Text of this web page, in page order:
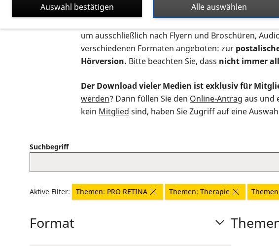
Auf dieser Seite finden Sie sämtliches Infomaterial
um ausschließlich nach Flyern und Broschüren,
verschiedenen Formaten angeboten: zur
Hörversion. Bitte beachten Sie, dass nicht immer
Der Download vieler Medien ist exklusiv für
werden? Dann füllen Sie den Online-Antrag aus und
kein Mitglied sind, haben Sie Zugriff auf eine
Suchbegriff
Aktive Filter: Themen: PRO RETINA Themen: Therapie
Format
Alle auswählen
Auswahl bestätigen